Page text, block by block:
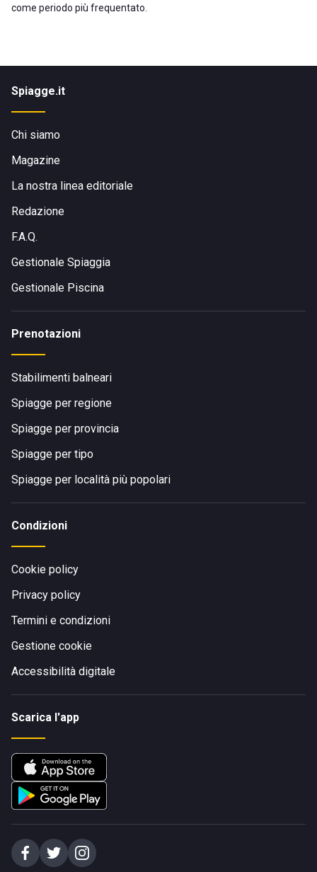
come periodo più frequentato.
Spiagge.it
Chi siamo
Magazine
La nostra linea editoriale
Redazione
F.A.Q.
Gestionale Spiaggia
Gestionale Piscina
Prenotazioni
Stabilimenti balneari
Spiagge per regione
Spiagge per provincia
Spiagge per tipo
Spiagge per località più popolari
Condizioni
Cookie policy
Privacy policy
Termini e condizioni
Gestione cookie
Accessibilità digitale
Scarica l'app